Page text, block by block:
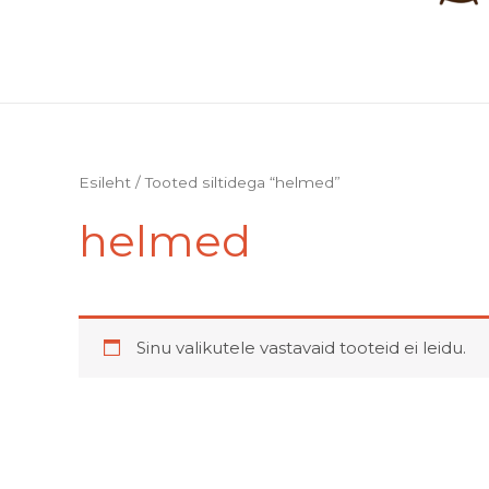
Esileht / Tooted siltidega “helmed”
helmed
Sinu valikutele vastavaid tooteid ei leidu.